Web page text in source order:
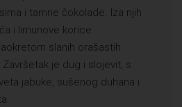
i tamne čokolade. Iza njih
i limunove korice
slanih orašastih
je dug i slojevit, s
jabuke, sušenog duhana i